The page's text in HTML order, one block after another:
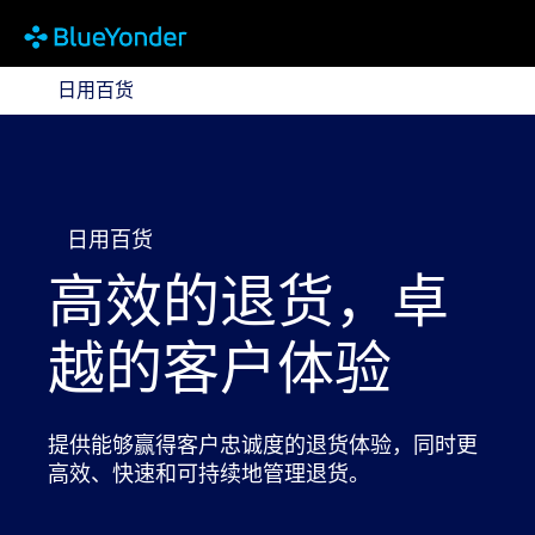
日用百货日用百货
日用百货
高效的退货，卓
越的客户体验
提供能够赢得客户忠诚度的退货体验，同时更
高效、快速和可持续地管理退货。